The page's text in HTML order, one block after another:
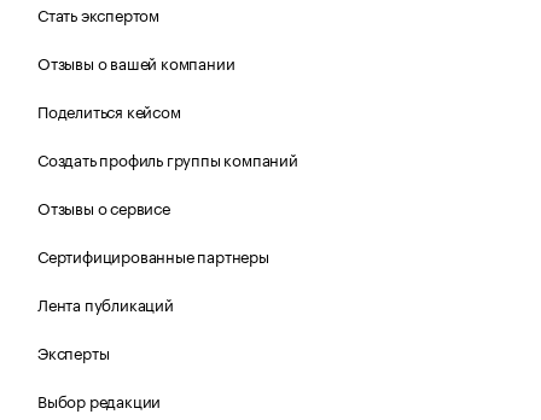
Стать экспертом
Отзывы о вашей компании
Поделиться кейсом
Создать профиль группы компаний
Отзывы о сервисе
Сертифицированные партнеры
Лента публикаций
Эксперты
Выбор редакции